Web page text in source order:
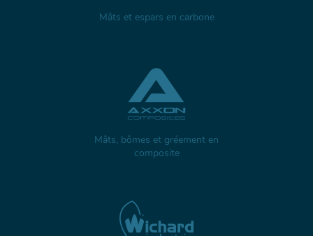
Mâts et espars en carbone
Mâts, bômes et gréement en
composite